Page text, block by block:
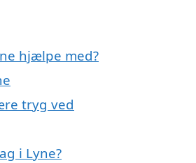
hjælpe med?
tryg ved
i Lyne?